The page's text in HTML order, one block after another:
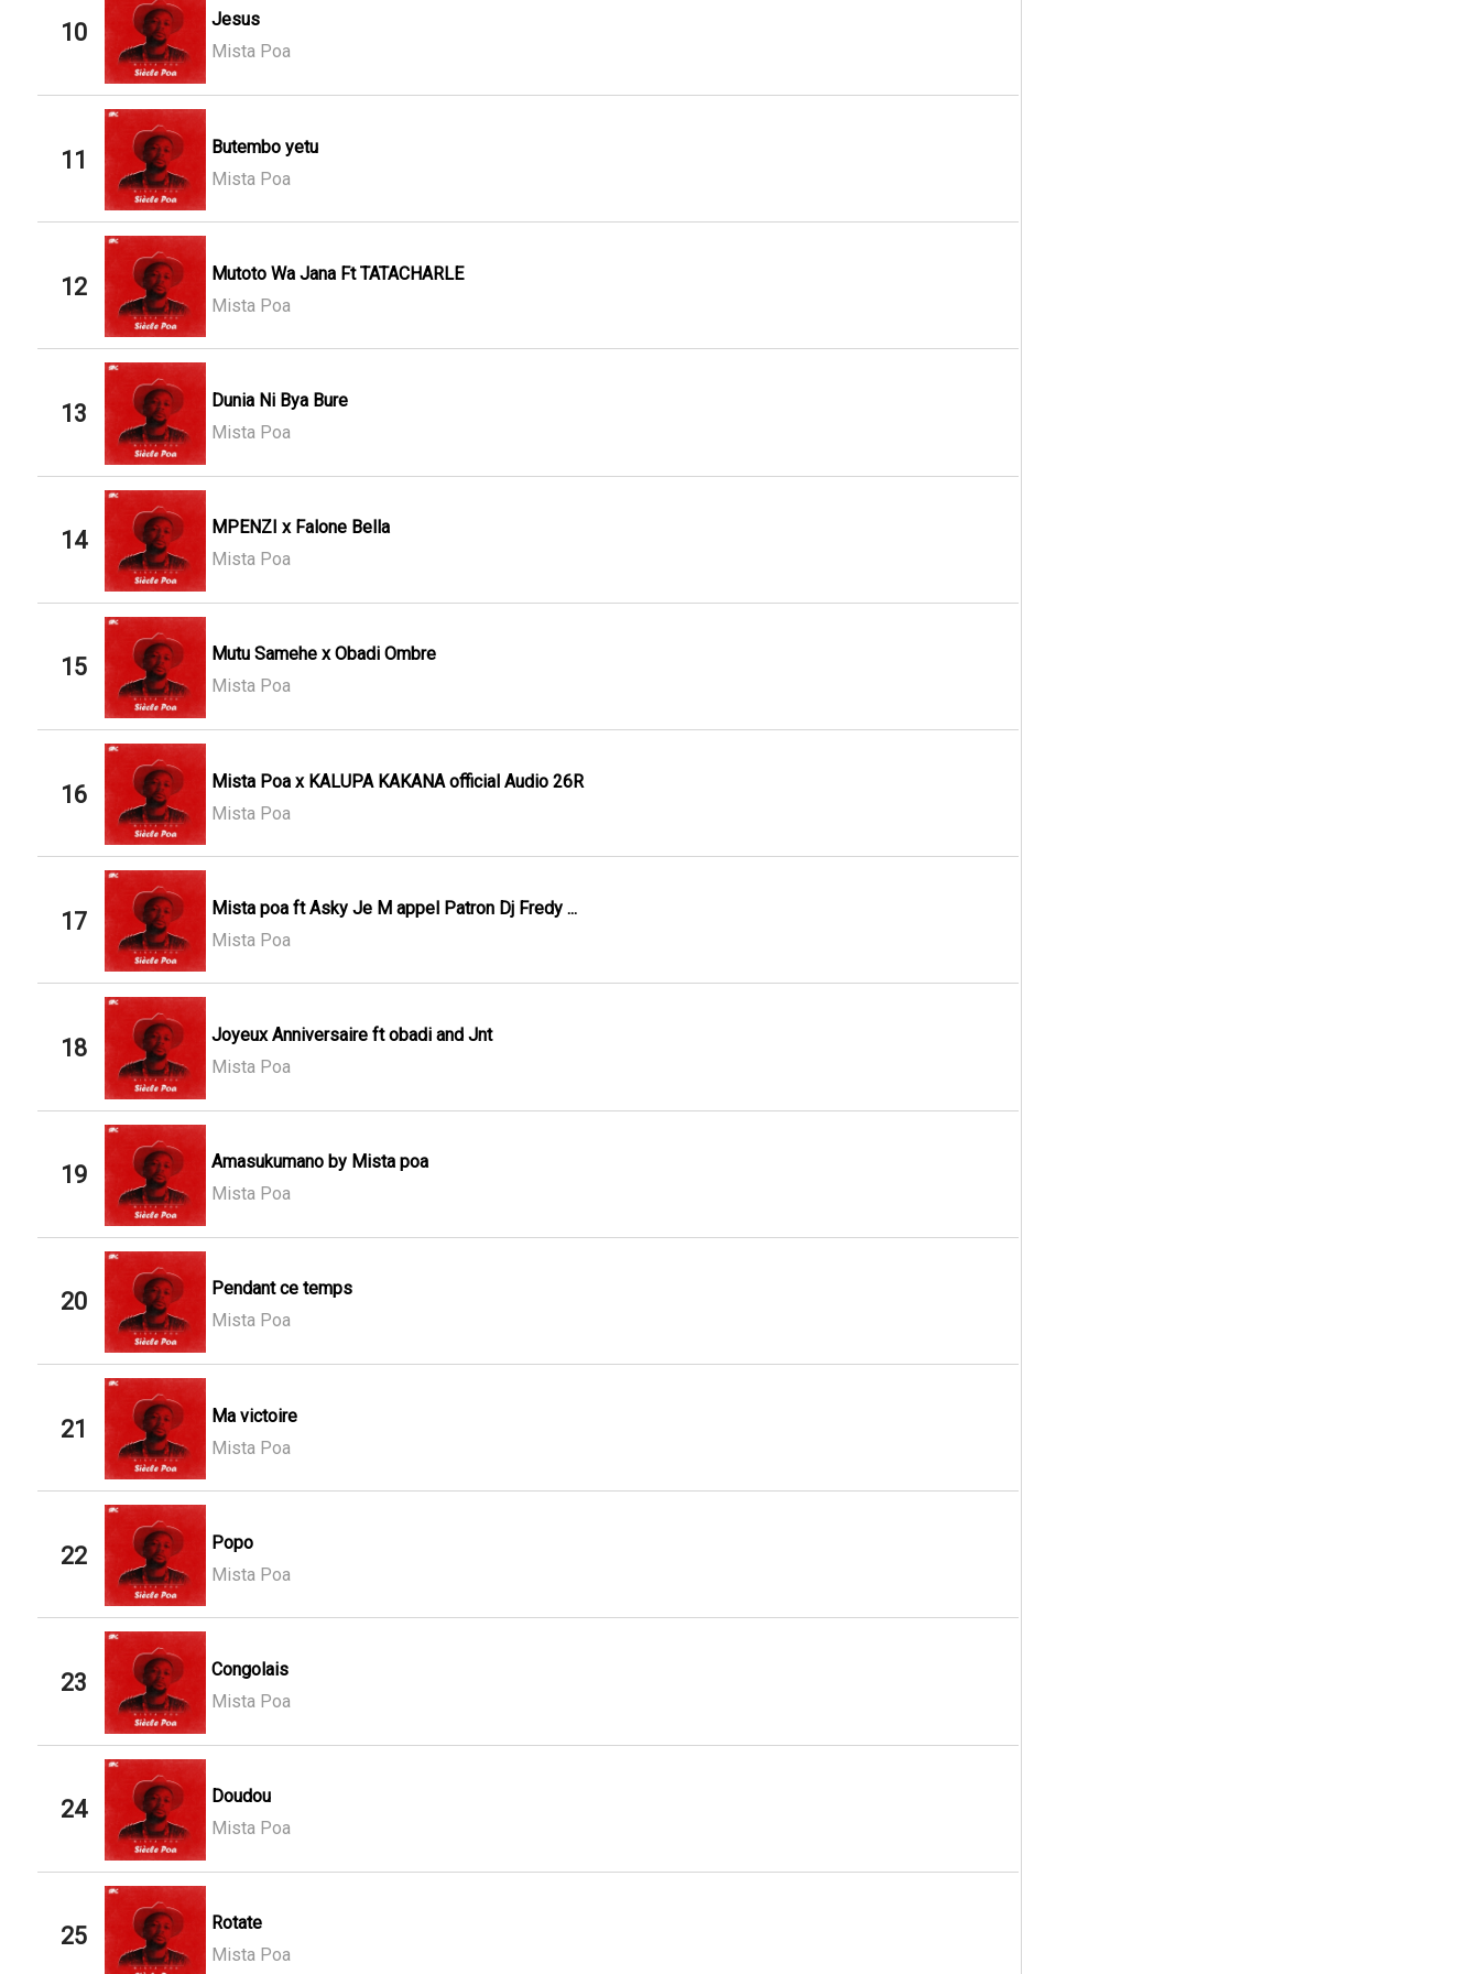
10
Jesus
Mista Poa
11
Butembo yetu
Mista Poa
12
Mutoto Wa Jana Ft TATACHARLE
Mista Poa
13
Dunia Ni Bya Bure
Mista Poa
14
MPENZI x Falone Bella
Mista Poa
15
Mutu Samehe x Obadi Ombre
Mista Poa
16
Mista Poa x KALUPA KAKANA official Audio 26R
Mista Poa
17
Mista poa ft Asky Je M appel Patron Dj Fredy ...
Mista Poa
18
Joyeux Anniversaire ft obadi and Jnt
Mista Poa
19
Amasukumano by Mista poa
Mista Poa
20
Pendant ce temps
Mista Poa
21
Ma victoire
Mista Poa
22
Popo
Mista Poa
23
Congolais
Mista Poa
24
Doudou
Mista Poa
25
Rotate
Mista Poa